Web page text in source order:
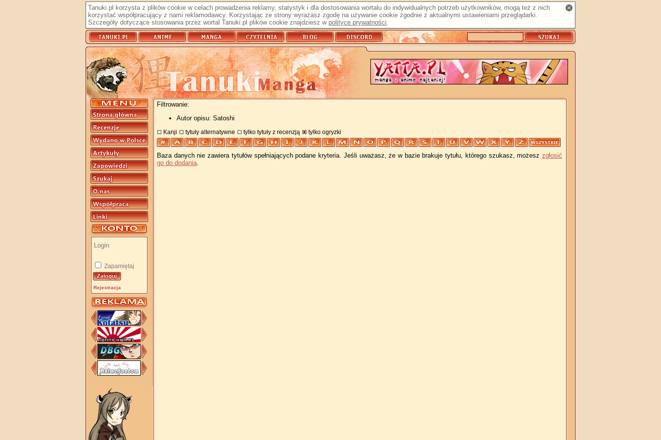
Tanuki.pl korzysta z plików cookie w celach prowadzenia reklamy, statystyk i dla dostosowania wortalu do indywidualnych potrzeb użytkowników, mogą też z nich
korzystać współpracujący z nami reklamodawcy. Korzystając ze strony wyrażasz zgodę na używanie cookie zgodnie z aktualnymi ustawieniami przeglądarki.
Szczegóły dotyczące stosowania przez wortal Tanuki.pl plików cookie znajdziesz w polityce prywatności.
Zapamiętaj
Rejestracja
Filtrowanie:
Autor opisu: Satoshi
Kanji tytuły alternatywne tylko tytuły z recenzją tylko ogryzki
Baza danych nie zawiera tytułów spełniających podane kryteria. Jeśli uważasz, że w bazie brakuje tytułu, którego szukasz, możesz zgłosić
go do dodania.